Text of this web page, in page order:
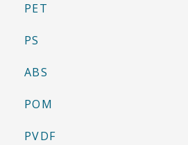
PET
PS
ABS
POM
PVDF